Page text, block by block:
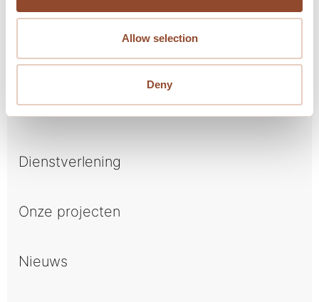
Allow selection
Deny
3273199
Dienstverlening
Onze projecten
Nieuws